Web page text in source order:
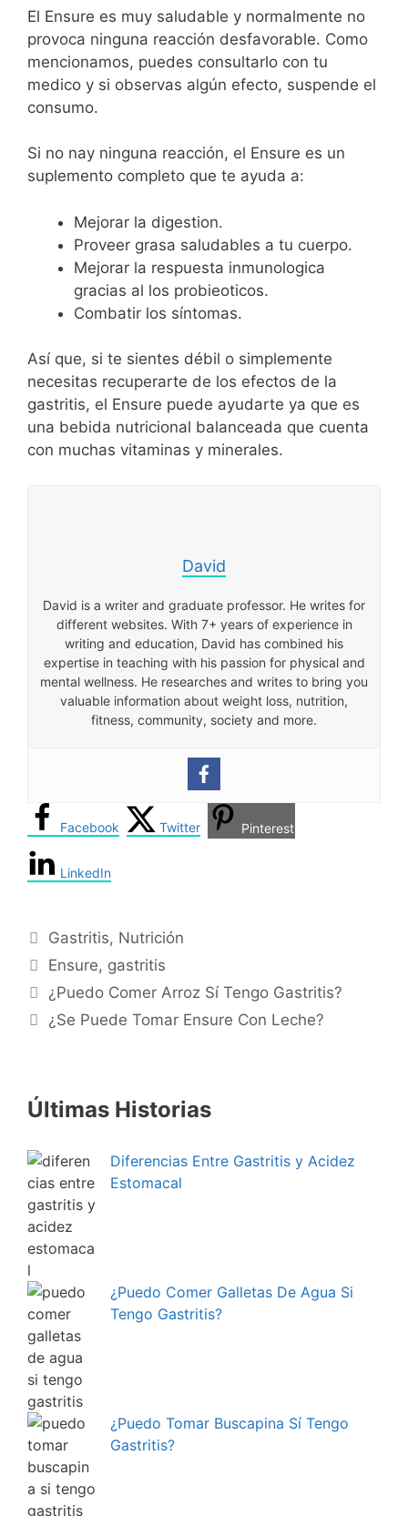
El Ensure es muy saludable y normalmente no
provoca ninguna reacción desfavorable. Como
mencionamos, puedes consultarlo con tu
medico y si observas algún efecto, suspende el
consumo.
Si no nay ninguna reacción, el Ensure es un
suplemento completo que te ayuda a:
Mejorar la digestion.
Proveer grasa saludables a tu cuerpo.
Mejorar la respuesta inmunologica
gracias al los probieoticos.
Combatir los síntomas.
Así que, si te sientes débil o simplemente
necesitas recuperarte de los efectos de la
gastritis, el Ensure puede ayudarte ya que es
una bebida nutricional balanceada que cuenta
con muchas vitaminas y minerales.
David
David is a writer and graduate professor. He writes for
different websites. With 7+ years of experience in
writing and education, David has combined his
expertise in teaching with his passion for physical and
mental wellness. He researches and writes to bring you
valuable information about weight loss, nutrition,
fitness, community, society and more.
Facebook Twitter Pinterest
LinkedIn
Categories
Gastritis, Nutrición
Tags
Ensure, gastritis
¿Puedo Comer Arroz Sí Tengo Gastritis?
¿Se Puede Tomar Ensure Con Leche?
Últimas Historias
Diferencias Entre Gastritis y Acidez
Estomacal
¿Puedo Comer Galletas De Agua Si
Tengo Gastritis?
¿Puedo Tomar Buscapina Sí Tengo
Gastritis?